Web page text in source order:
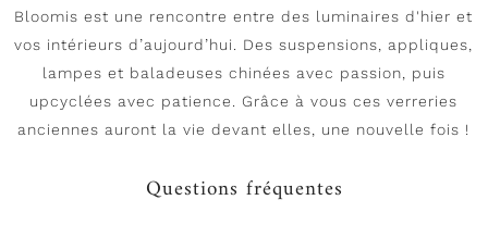
Bloomis est une rencontre entre des luminaires d'hier et
vos intérieurs d’aujourd’hui. Des suspensions, appliques,
lampes et baladeuses chinées avec passion, puis
upcyclées avec patience. Grâce à vous ces verreries
anciennes auront la vie devant elles, une nouvelle fois !
Questions fréquentes